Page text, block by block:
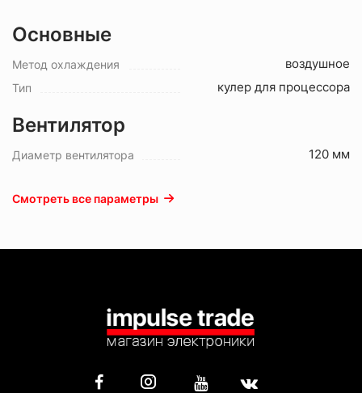
Основные
Метод охлаждения воздушное
Тип кулер для процессора
Вентилятор
Диаметр вентилятора 120 мм
Смотреть все параметры